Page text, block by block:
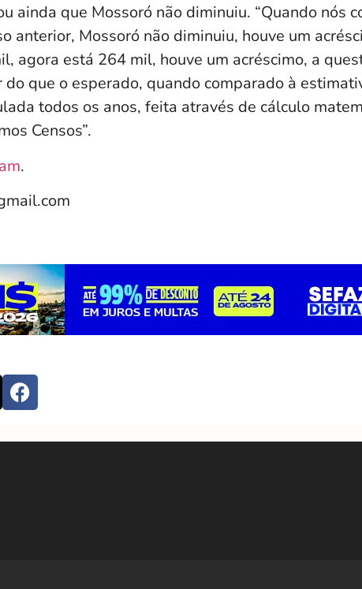
ainda que Mossoró não diminuiu. “Quando nós
anterior, Mossoró não diminuiu, houve um
agora está 264 mil, houve um acréscimo, a
do que o esperado, quando comparado à
todos os anos, feita através de cálculo
Censos”.
.